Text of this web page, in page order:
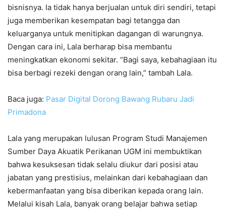
bisnisnya. Ia tidak hanya berjualan untuk diri sendiri, tetapi
juga memberikan kesempatan bagi tetangga dan
keluarganya untuk menitipkan dagangan di warungnya.
Dengan cara ini, Lala berharap bisa membantu
meningkatkan ekonomi sekitar. “Bagi saya, kebahagiaan itu
bisa berbagi rezeki dengan orang lain,” tambah Lala.
Baca juga: Pasar Digital Dorong Bawang Rubaru Jadi
Primadona
Lala yang merupakan lulusan Program Studi Manajemen
Sumber Daya Akuatik Perikanan UGM ini membuktikan
bahwa kesuksesan tidak selalu diukur dari posisi atau
jabatan yang prestisius, melainkan dari kebahagiaan dan
kebermanfaatan yang bisa diberikan kepada orang lain.
Melalui kisah Lala, banyak orang belajar bahwa setiap